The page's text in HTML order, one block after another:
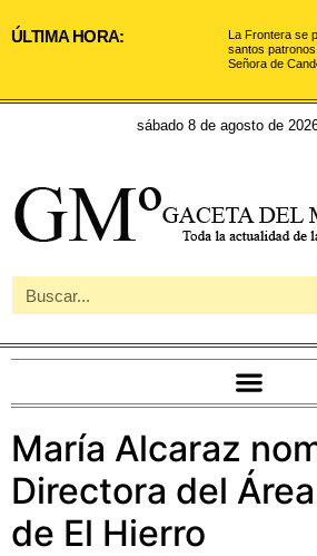
ÚLTIMA HORA:
La Frontera se
santos
Señora de
sábado 8 de agosto de
María Alcaraz
Directora del
de El Hierro